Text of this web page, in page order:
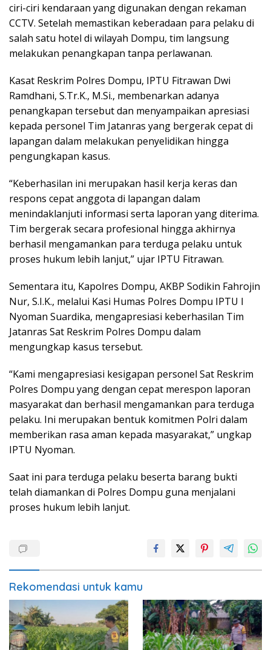
ciri-ciri kendaraan yang digunakan dengan rekaman
CCTV. Setelah memastikan keberadaan para pelaku di
salah satu hotel di wilayah Dompu, tim langsung
melakukan penangkapan tanpa perlawanan.
Kasat Reskrim Polres Dompu, IPTU Fitrawan Dwi
Ramdhani, S.Tr.K., M.Si., membenarkan adanya
penangkapan tersebut dan menyampaikan apresiasi
kepada personel Tim Jatanras yang bergerak cepat di
lapangan dalam melakukan penyelidikan hingga
pengungkapan kasus.
“Keberhasilan ini merupakan hasil kerja keras dan
respons cepat anggota di lapangan dalam
menindaklanjuti informasi serta laporan yang diterima.
Tim bergerak secara profesional hingga akhirnya
berhasil mengamankan para terduga pelaku untuk
proses hukum lebih lanjut,” ujar IPTU Fitrawan.
Sementara itu, Kapolres Dompu, AKBP Sodikin Fahrojin
Nur, S.I.K., melalui Kasi Humas Polres Dompu IPTU I
Nyoman Suardika, mengapresiasi keberhasilan Tim
Jatanras Sat Reskrim Polres Dompu dalam
mengungkap kasus tersebut.
“Kami mengapresiasi kesigapan personel Sat Reskrim
Polres Dompu yang dengan cepat merespon laporan
masyarakat dan berhasil mengamankan para terduga
pelaku. Ini merupakan bentuk komitmen Polri dalam
memberikan rasa aman kepada masyarakat,” ungkap
IPTU Nyoman.
Saat ini para terduga pelaku beserta barang bukti
telah diamankan di Polres Dompu guna menjalani
proses hukum lebih lanjut.
Rekomendasi untuk kamu